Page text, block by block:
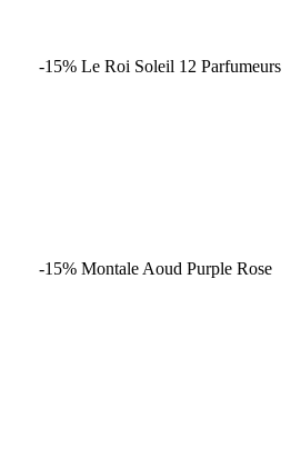
-15% Le Roi Soleil 12 Parfumeurs
-15% Montale Aoud Purple Rose